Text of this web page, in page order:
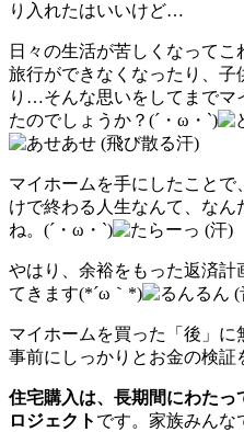
り入れたはいいけど…
日々の生活が苦しくなって
旅行ができなくなったり、子
り…そんな思いをしてまでマ
たのでしょうか？(´・ω・`)
マイホームを手にしたこと
けで終わる人生なんて、なん
ね。(´・ω・`)
やはり、余裕をもった返済計
てきます(*´ω｀*)
マイホームを買った「後」に
事前にしっかりとお金の検証
住宅購入は、長期間にわた
ロジェクト です。家族みんな